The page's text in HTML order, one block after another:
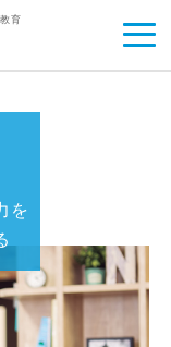
育
を